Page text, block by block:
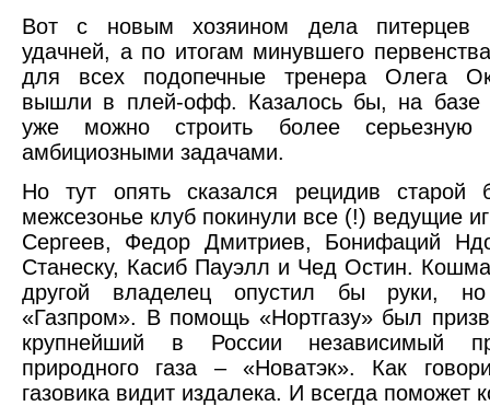
Вот с новым хозяином дела питерцев
удачней, а по итогам минувшего
для всех подопечные тренера Олега
вышли в плей-офф. Казалось бы, на базе
уже можно строить более серьезную
амбициозными задачами.
Но тут опять сказался рецидив старой
межсезонье клуб покинули все (!) ведущие
Сергеев, Федор Дмитриев, Бонифаций
Станеску, Касиб Пауэлл и Чед Остин.
другой владелец опустил бы руки,
«Газпром». В помощь «Нортгазу» был
крупнейший в России независимый
природного газа – «Новатэк». Как
газовика видит издалека. И всегда поможет